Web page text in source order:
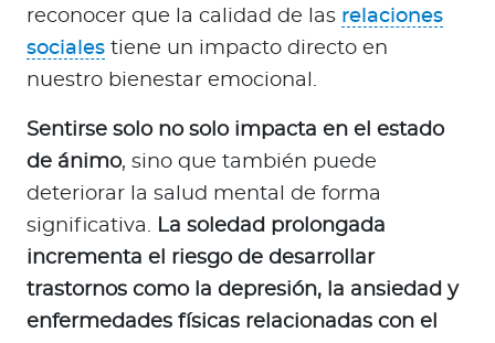
d
Para Clientes
Para Agentes
reconocer que la calidad de las relaciones
sociales tiene un impacto directo en
nuestro bienestar emocional.
Sentirse solo no solo impacta en el estado
de ánimo, sino que también puede
deteriorar la salud mental de forma
significativa. La soledad prolongada
incrementa el riesgo de desarrollar
trastornos como la depresión, la ansiedad y
enfermedades físicas relacionadas con el